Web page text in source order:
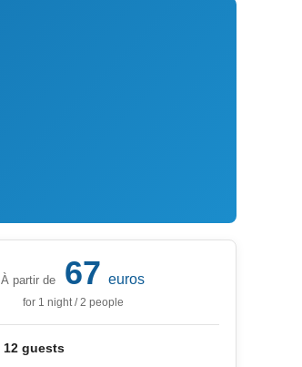
À partir de 67 euros
for 1 night / 2 people
12 guests